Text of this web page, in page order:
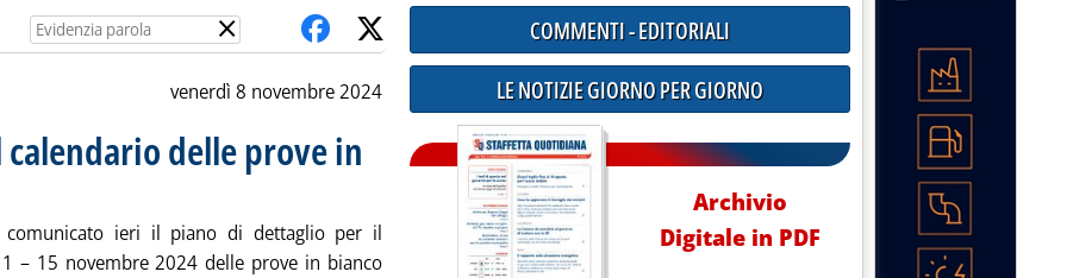
×
venerdì 8 novembre 2024
delle prove in
comunicato ieri il piano di dettaglio per il
– 15 novembre 2024 delle prove in bianco
COMMENTI - EDITORIALI
LE NOTIZIE GIORNO PER GIORNO
Archivio
Digitale in PDF